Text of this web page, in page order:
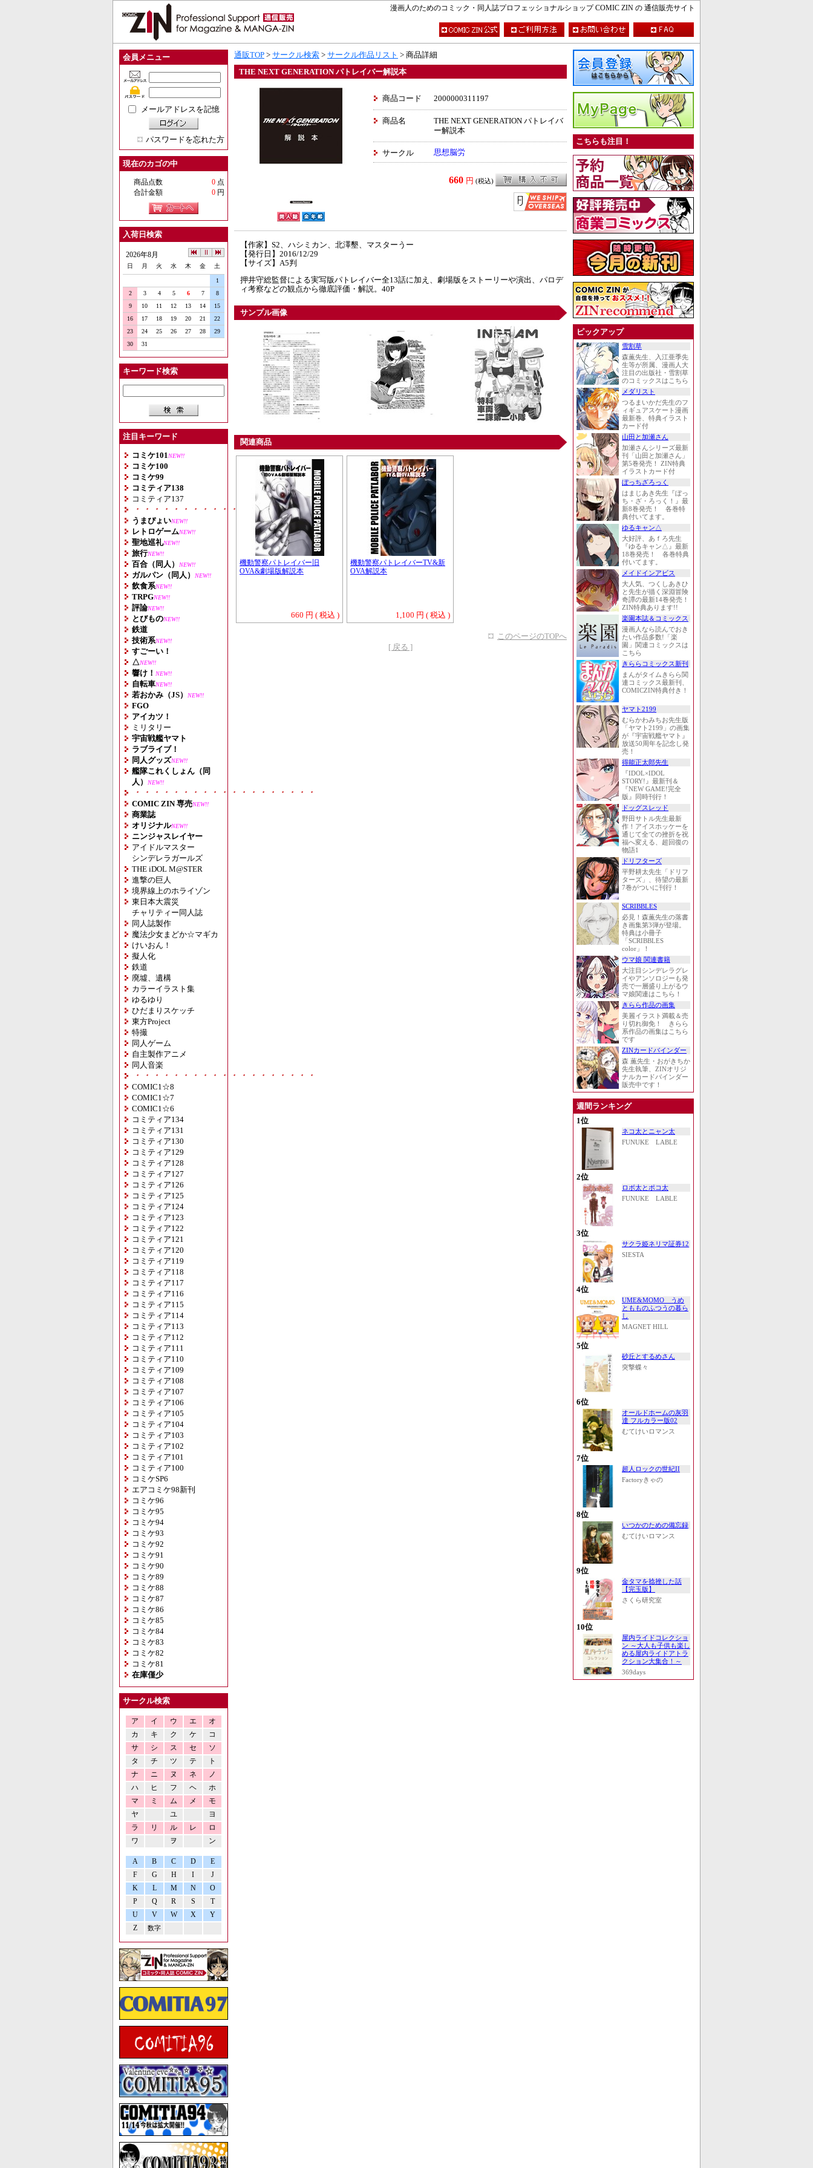
漫画人のためのコミック・同人誌プロフェッショナルショップ COMIC ZIN の 通信販売サイト
会員メニュー
メールアドレスを記憶
パスワードを忘れた方
現在のカゴの中
商品点数 0 点
合計金額
0 円
入荷日検索
2026年8月
日 月 火 水 木 金 土
1
2
3 4 5 6 7
8
9
10 11 12 13 14
15
16
17 18 19 20 21
22
23
24 25 26 27 28
29
30
31
キーワード検索
注目キーワード
コミケ101 NEW!!
コミケ100
コミケ99
コミティア138
コミティア137
・・・・・・・・・・・・・・・・・・・
うまぴょいNEW!!
レトロゲームNEW!!
聖地巡礼NEW!!
旅行NEW!!
百合（同人） NEW!!
ガルパン（同人） NEW!!
飲食系NEW!!
TRPGNEW!!
評論NEW!!
とびものNEW!!
鉄道
技術系NEW!!
すごーい！
△NEW!!
響け！ NEW!!
自転車NEW!!
若おかみ（JS） NEW!!
FGO
アイカツ！
ミリタリー
宇宙戦艦ヤマト
ラブライブ！
同人グッズNEW!!
艦隊これくしょん（同
人）
NEW!!
・・・・・・・・・・・・・・・・・・・
COMIC ZIN 専売NEW!!
商業誌
オリジナルNEW!!
ニンジャスレイヤー
アイドルマスター
シンデレラガールズ
THE iDOL M@STER
進撃の巨人
境界線上のホライゾン
東日本大震災
チャリティー同人誌
同人誌製作
魔法少女まどか☆マギカ
けいおん！
擬人化
鉄道
廃墟、遺構
カラーイラスト集
ゆるゆり
ひだまりスケッチ
東方Project
特撮
同人ゲーム
自主製作アニメ
同人音楽
・・・・・・・・・・・・・・・・・・・
COMIC1☆8
COMIC1☆7
COMIC1☆6
コミティア134
コミティア131
コミティア130
コミティア129
コミティア128
コミティア127
コミティア126
コミティア125
コミティア124
コミティア123
コミティア122
コミティア121
コミティア120
コミティア119
コミティア118
コミティア117
コミティア116
コミティア115
コミティア114
コミティア113
コミティア112
コミティア111
コミティア110
コミティア109
コミティア108
コミティア107
コミティア106
コミティア105
コミティア104
コミティア103
コミティア102
コミティア101
コミティア100
コミケSP6
エアコミケ98新刊
コミケ96
コミケ95
コミケ94
コミケ93
コミケ92
コミケ91
コミケ90
コミケ89
コミケ88
コミケ87
コミケ86
コミケ85
コミケ84
コミケ83
コミケ82
コミケ81
在庫僅少
サークル検索
ア イ ウ エ
オ
カ
キ ク ケ
コ
サ
シ ス セ
ソ
タ
チ ツ テ
ト
ナ
ニ ヌ ネ
ノ
ハ
ヒ フ ヘ
ホ
マ
ミ ム メ
モ
ヤ
ユ
ヨ
ラ
リ ル レ
ロ
ワ
ヲ ン
A B C D
E
F
G H I
J
K
L M N
O
P
Q R S
T
U
V W X
Y
Z
数字
通販TOP > サークル検索 > サークル作品リスト > 商品詳細
THE NEXT GENERATION パトレイバー解説本
商品コード 2000000311197
商品名
THE NEXT GENERATION パトレイバ
ー解説本
サークル 思想脳労
660 円 (税込)
【作家】S2、ハシミカン、北澤墾、マスターうー
【発行日】2016/12/29
【サイズ】A5判
押井守総監督による実写版パトレイバー全13話に加え、劇場版をストーリーや演出、パロデ
ィ考察などの観点から徹底評価・解説。40P
サンプル画像
関連商品
機動警察パトレイバー旧
OVA&劇場版解説本
660 円 ( 税込 )
機動警察パトレイバーTV&新
OVA解説本
1,100 円 ( 税込 )
このページのTOPへ
[ 戻る ]
こちらも注目！
ピックアップ
雪割草
森薫先生、入江亜季先
生等が所属、漫画人大
注目の出版社・雪割草
のコミックスはこちら
メダリスト
つるまいかだ先生のフ
ィギュアスケート漫画
最新巻、特典イラスト
カード付
山田と加瀬さん
加瀬さんシリーズ最新
刊「山田と加瀬さん」
第5巻発売！ ZIN特典
イラストカード付
ぼっちざろっく
はまじあき先生『ぼっ
ち・ざ・ろっく！』最
新8巻発売！ 各巻特
典付いてます。
ゆるキャン△
大好評、あｆろ先生
『ゆるキャン△』最新
18巻発売！ 各巻特典
付いてます。
メイドインアビス
大人気、つくしあきひ
と先生が描く深淵冒険
奇譚の最新14巻発売！
ZIN特典あります!!
楽園本誌＆コミックス
漫画人なら読んでおき
たい作品多数!「楽
園」関連コミックスは
こちら
きららコミックス新刊
まんがタイムきらら関
連コミックス最新刊、
COMICZIN特典付き！
ヤマト2199
むらかわみちお先生版
「ヤマト2199」の画集
が『宇宙戦艦ヤマト』
放送50周年を記念し発
売！
得能正太郎先生
『IDOL×IDOL
STORY!』最新刊＆
『NEW GAME!完全
版』同時刊行！
ドッグスレッド
野田サトル先生最新
作！アイスホッケーを
通じて全ての挫折を祝
福へ変える、超回復の
物語1
ドリフターズ
平野耕太先生「ドリフ
ターズ」、待望の最新
7巻がついに刊行！
SCRIBBLES
必見！森薫先生の落書
き画集第3弾が登場。
特典は小冊子
「SCRIBBLES
color」！
ウマ娘 関連書籍
大注目シンデレラグレ
イやアンソロジーも発
売で一層盛り上がるウ
マ娘関連はこちら！
きらら作品の画集
美麗イラスト満載＆売
り切れ御免！ きらら
系作品の画集はこちら
です
ZINカードバインダー
森 薫先生・おがきちか
先生執筆、ZINオリジ
ナルカードバインダー
販売中です！
週間ランキング
1位
ネコ太とニャン太
FUNUKE LABLE
2位
ロボ太とポコ太
FUNUKE LABLE
3位
サクラ姫ネリマ証券12
SIESTA
4位
UME&MOMO うめ
ともものふつうの暮ら
し
MAGNET HILL
5位
砂丘とするめさん
突撃蝶々
6位
オールドホームの灰羽
達 フルカラー版02
むてけいロマンス
7位
超人ロックの世紀II
Factoryきゃの
8位
いつかのための備忘録
むてけいロマンス
9位
金タマを捻挫した話
【完玉版】
さくら研究室
10位
屋内ライドコレクショ
ン ～大人も子供も楽し
める屋内ライドアトラ
クション大集合！～
369days